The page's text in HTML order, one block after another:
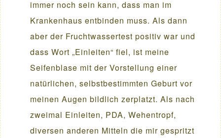
immer noch sein kann, dass man im
Krankenhaus entbinden muss. Als dann
aber der Fruchtwassertest positiv war und
dass Wort „Einleiten“ fiel, ist meine
Seifenblase mit der Vorstellung einer
natürlichen, selbstbestimmten Geburt vor
meinen Augen bildlich zerplatzt. Als nach
zweimal Einleiten, PDA, Wehentropf,
diversen anderen Mitteln die mir gespritzt